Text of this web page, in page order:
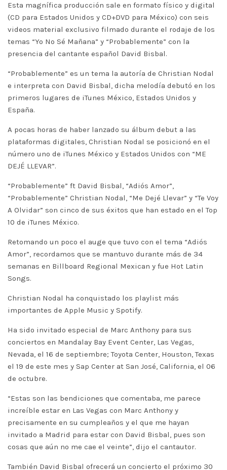
Esta magnífica producción sale en formato físico y digital
(CD para Estados Unidos y CD+DVD para México) con seis
videos material exclusivo filmado durante el rodaje de los
temas “Yo No Sé Mañana” y “Probablemente” con la
presencia del cantante español David Bisbal.
“Probablemente” es un tema la autoría de Christian Nodal
e interpreta con David Bisbal, dicha melodía debutó en los
primeros lugares de iTunes México, Estados Unidos y
España.
A pocas horas de haber lanzado su álbum debut a las
plataformas digitales, Christian Nodal se posicionó en el
número uno de iTunes México y Estados Unidos con “ME
DEJÉ LLEVAR”.
“Probablemente” ft David Bisbal, “Adiós Amor”,
“Probablemente” Christian Nodal, “Me Dejé Llevar” y “Te Voy
A Olvidar” son cinco de sus éxitos que han estado en el Top
10 de iTunes México.
Retomando un poco el auge que tuvo con el tema “Adiós
Amor”, recordamos que se mantuvo durante más de 34
semanas en Billboard Regional Mexican y fue Hot Latin
Songs.
Christian Nodal ha conquistado los playlist más
importantes de Apple Music y Spotify.
Ha sido invitado especial de Marc Anthony para sus
conciertos en Mandalay Bay Event Center, Las Vegas,
Nevada, el 16 de septiembre; Toyota Center, Houston, Texas
el 19 de este mes y Sap Center at San José, California, el 06
de octubre.
“Estas son las bendiciones que comentaba, me parece
increíble estar en Las Vegas con Marc Anthony y
precisamente en su cumpleaños y el que me hayan
invitado a Madrid para estar con David Bisbal, pues son
cosas que aún no me cae el veinte”, dijo el cantautor.
También David Bisbal ofrecerá un concierto el próximo 30